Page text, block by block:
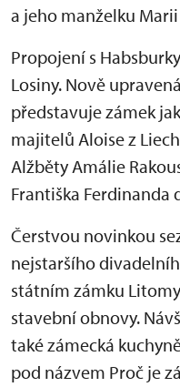
a jeho manželku
Propojení s
Losiny. Nově
představuje zámek
majitelů Aloise z
Alžběty Amálie
Františka Ferdinanda
Čerstvou novinkou
nejstaršího
státním zámku
stavební obnovy.
také zámecká
pod názvem Proč je